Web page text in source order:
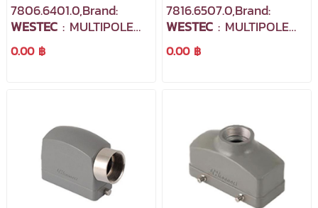
7806.6401.0,Brand:
WESTEC : MULTIPOLE
INDUSTRIAL
CONNECTORS
0.00 ฿
7816.6507.0,Brand:
WESTEC : MULTIPOLE
INDUSTRIAL
CONNECTORS
0.00 ฿